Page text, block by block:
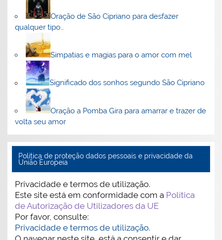
Oração de São Cipriano para desfazer
qualquer tipo…
Simpatias e magias para o amor com mel
Significado dos sonhos segundo São Cipriano
Oração a Pomba Gira para amarrar e trazer de
volta seu amor
Politica de proteção dados pessoais e privacidade da
União Europeia
Privacidade e termos de utilização.
Este site está em conformidade com a Política
de Autorização de Utilizadores da UE
Por favor, consulte:
Privacidade e termos de utilização.